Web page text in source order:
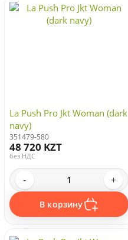
La Push Pro Jkt Woman (dark
navy)
351479-580
48 720 KZT
без НДС
- +
В корзину